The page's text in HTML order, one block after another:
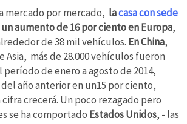
mercado por mercado, lacasa con sede
aumento de 16 por ciento en Europa,
de 38 mil vehículos. En China,
Asia, más de 28.000 vehículos fueron
de enero a agosto de 2014,
año anterior en un15 por ciento,
crecerá. Un poco rezagado pero
se ha comportado Estados Unidos, - las